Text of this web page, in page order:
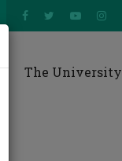
The University